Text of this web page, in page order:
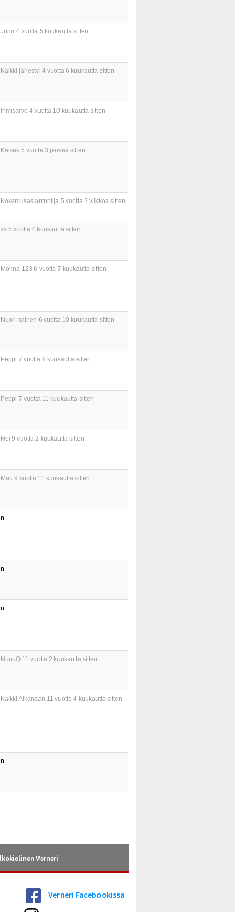
Juho 4 vuotta 5 kuukautta sitten
Kaikki järjestyi 4 vuotta 6 kuukautta sitten
Ihmisarvo 4 vuotta 10 kuukautta sitten
Kaisak5 vuotta 3 päivää sitten
Kokemusasiantuntija 5 vuotta 2 viikkoa sitten
vs5 vuotta 4 kuukautta sitten
Monna 123 6 vuotta 7 kuukautta sitten
Nuori nainen 6 vuotta 10 kuukautta sitten
Peppi 7 vuotta 9 kuukautta sitten
Peppi 7 vuotta 11 kuukautta sitten
Hei 9 vuotta 2 kuukautta sitten
Mau 9 vuotta 11 kuukautta sitten
NunuQ11 vuotta 2 kuukautta sitten
Kaikki Aikanaan 11 vuotta 4 kuukautta sitten
Verneri
Verneri Facebookissa